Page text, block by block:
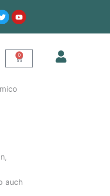
TwitterYoutube
0
Warenkorb
auch